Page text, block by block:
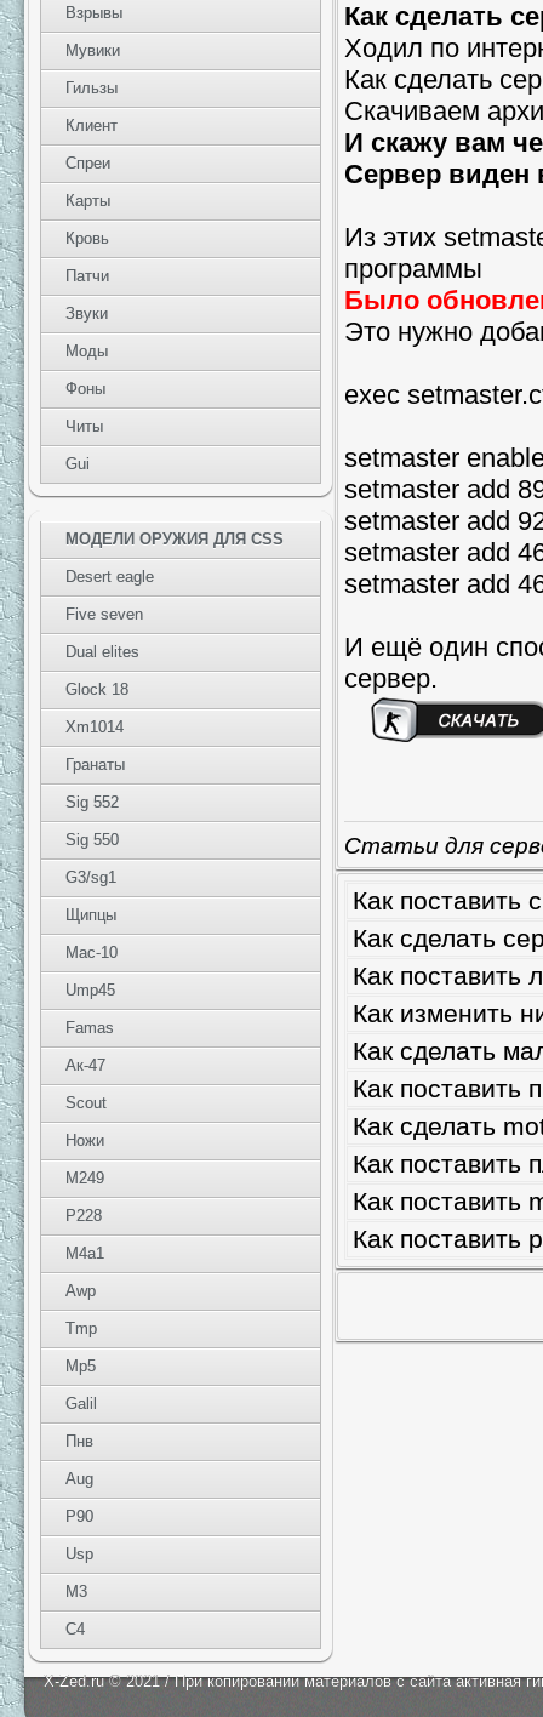
Как сделать
Ходил по
Как сделать
Скачиваем
И скажу вам
Сервер виден
Из этих
программы
Было
Это нужно
exec
setmaster
setmaster add
setmaster add
setmaster add
setmaster add
И ещё один
сервер.
Статьи для
Как поставить
Как сделать
Как поставить
Как изменить
Как сделать
Как поставить
Как сделать
Как поставить
Как поставить
Как поставить
Взрывы
Мувики
Гильзы
Клиент
Спреи
Карты
Кровь
Патчи
Звуки
Моды
Фоны
Читы
Gui
МОДЕЛИ ОРУЖИЯ ДЛЯ CSS
Desert eagle
Five seven
Dual elites
Glock 18
Xm1014
Гранаты
Sig 552
Sig 550
G3/sg1
Щипцы
Mac-10
Ump45
Famas
Ак-47
Scout
Ножи
M249
P228
M4a1
Awp
Tmp
Mp5
Galil
Пнв
Aug
P90
Usp
M3
C4
X-Zed.ru © 2021 / При копировании материалов с сайта активная